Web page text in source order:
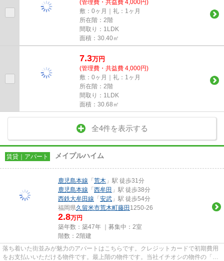
(管理費・共益費 4,000円)
敷：0ヶ月｜礼：1ヶ月
所在階：2階
間取り：1LDK
面積：30.40㎡
7.3万円
(管理費・共益費 4,000円)
敷：0ヶ月｜礼：1ヶ月
所在階：2階
間取り：1LDK
面積：30.68㎡
全4件を表示する
賃貸｜アパート メイプルハイム
鹿児島本線 「荒木 」駅 徒歩31分
鹿児島本線 「西牟田 」駅 徒歩38分
西鉄大牟田線 「安武 」駅 徒歩54分
福岡県久留米市荒木町藤田 1250-26
2.8万円
築年数：築47年 ｜募集中： 2室
階数：2階建
落ち着いた街並みが魅力のアパートはこちらです。クレジットカードで初期費用
をお支払いいただける物件です。最上階の物件です。当社イチオシの物件の「メ